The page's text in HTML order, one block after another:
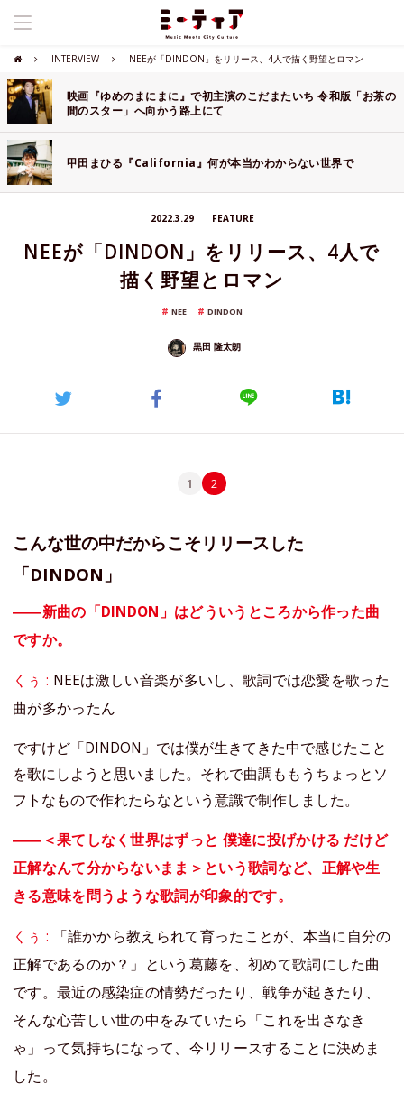
INTERVIEW NEEが「DINDON」をリリース、4人で描く野望とロマン
映画『ゆめのまにまに』で初主演のこだまたいち 令和版「お茶の
間のスター」へ向かう路上にて
甲田まひる『California』何が本当かわからない世界で
2022.3.29 FEATURE
NEEが「DINDON」をリリース、4人で
描く野望とロマン
NEE DINDON
黒田 隆太朗
1 2
こんな世の中だからこそリリースした
「DINDON」
――新曲の「DINDON」はどういうところから作った曲
ですか。
くぅ : NEEは激しい音楽が多いし、歌詞では恋愛を歌った
曲が多かったん
ですけど「DINDON」では僕が生きてきた中で感じたこと
を歌にしようと思いました。それで曲調ももうちょっとソ
フトなもので作れたらなという意識で制作しました。
――＜果てしなく世界はずっと 僕達に投げかける だけど
正解なんて分からないまま＞という歌詞など、正解や生
きる意味を問うような歌詞が印象的です。
くぅ :
「誰かから教えられて育ったことが、本当に自分の
正解であるのか？」という葛藤を、初めて歌詞にした曲
です。最近の感染症の情勢だったり、戦争が起きたり、
そんな心苦しい世の中をみていたら「これを出さなき
ゃ」って気持ちになって、今リリースすることに決めま
した。